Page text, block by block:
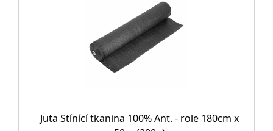
Juta Stínící tkanina 100% Ant. - role 180cm x